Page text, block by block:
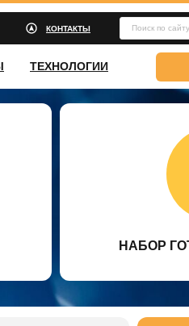
КОНТАКТЫ Поиск по сайту
ТЕХНОЛОГИИ
НАБОР